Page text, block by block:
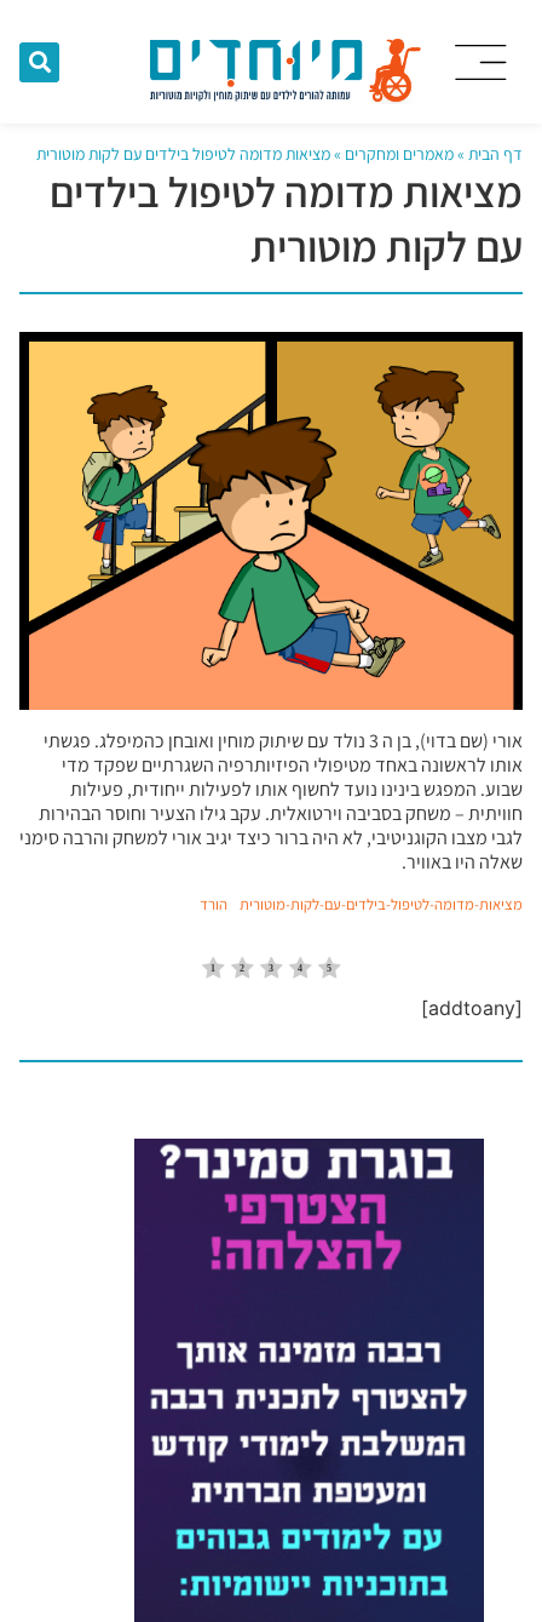
דף הבית »מאמרים ומחקרים »מציאות מדומה לטיפול בילדים עם לקות מוטורית
מציאות מדומה לטיפול בילדים
עם לקות מוטורית
אורי (שם בדוי), בן ה 3 נולד עם שיתוק מוחין ואובחן כהמיפלג. פגשתי
אותו לראשונה באחד מטיפולי הפיזיותרפיה השגרתיים שפקד מדי
שבוע. המפגש בינינו נועד לחשוף אותו לפעילות ייחודית, פעילות
חוויתית – משחק בסביבה וירטואלית. עקב גילו הצעיר וחוסר הבהירות
לגבי מצבו הקוגניטיבי, לא היה ברור כיצד יגיב אורי למשחק והרבה סימני
שאלה היו באוויר.
מציאות-מדומה-לטיפול-בילדים-עם-לקות-מוטורית הורד
[addtoany]